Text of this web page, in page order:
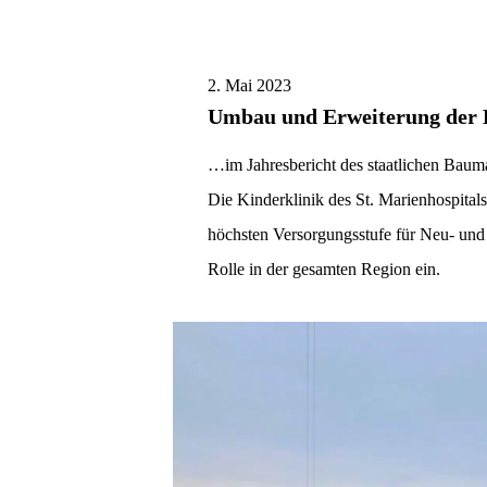
2. Mai 2023
Umbau und Erweiterung
…im Jahresbericht des staatlichen
Die Kinderklinik des St.
höchsten Versorgungsstufe für Neu-
Rolle in der gesamten Region ein.